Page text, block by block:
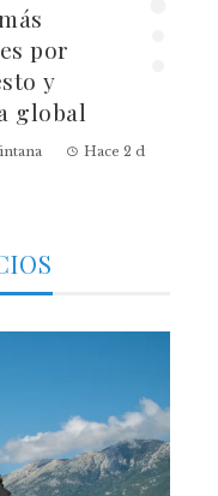
por
y
global
Hace 2 días